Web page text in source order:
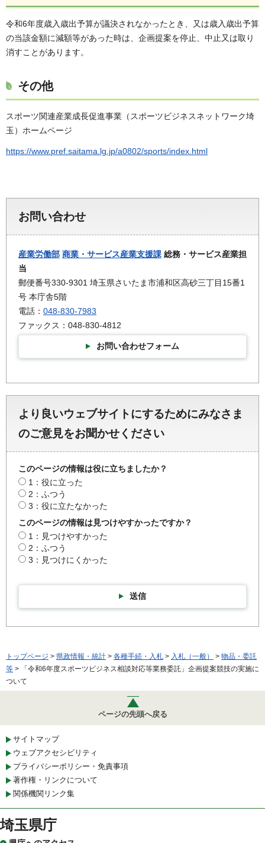
令和6年度歳入歳出予算が議決されなかったとき、又は歳入歳出予算
の当該金額に減額等があった時は、企画提案を停止、中止又は取り
消すことがあります。
その他
スポーツ関連産業成長促進事業（スポーツビジネスネットワーク埼
玉）ホームページ
https://www.pref.saitama.lg.jp/a0802/sports/index.html
お問い合わせ
産業労働部 商業・サービス産業支援課 総務・サービス産業担
当
郵便番号330-9301 埼玉県さいたま市浦和区高砂三丁目15番1
号 本庁舎5階
電話： 048-830-7983
ファックス：048-830-4812
お問い合わせフォーム
より良いウェブサイトにするためにみなさま
のご意見をお聞かせください
このページの情報は役に立ちましたか？
1：役に立った
2：ふつう
3：役に立たなかった
このページの情報は見つけやすかったですか？
1：見つけやすかった
2：ふつう
3：見つけにくかった
送信
トップページ > 県政情報・統計 > 各種手続・入札 > 入札（一般） > 物品・委託
等 > 「令和6年度スポーツビジネス相談対応等業務委託」企画提案競技の実施に
ついて
ページの先頭へ戻る
サイトマップ
ウェブアクセシビリティ
プライバシーポリシー・免責事項
著作権・リンクについて
関係機関リンク集
埼玉県庁